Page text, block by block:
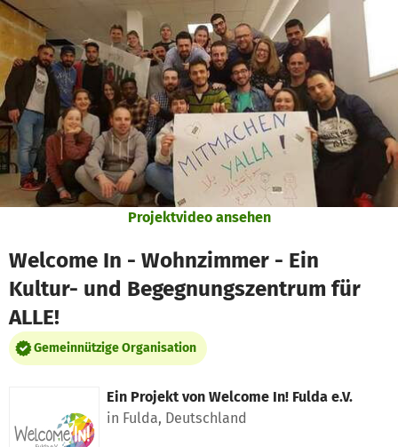
Zum Hauptinhalt springen
Erklärung zur Barrierefreiheit anzeigen
Projektvideo ansehen
Welcome In - Wohnzimmer - Ein
Kultur- und Begegnungszentrum für
ALLE!
Gemeinnützige Organisation
Ein Projekt von Welcome In! Fulda e.V.
in Fulda, Deutschland